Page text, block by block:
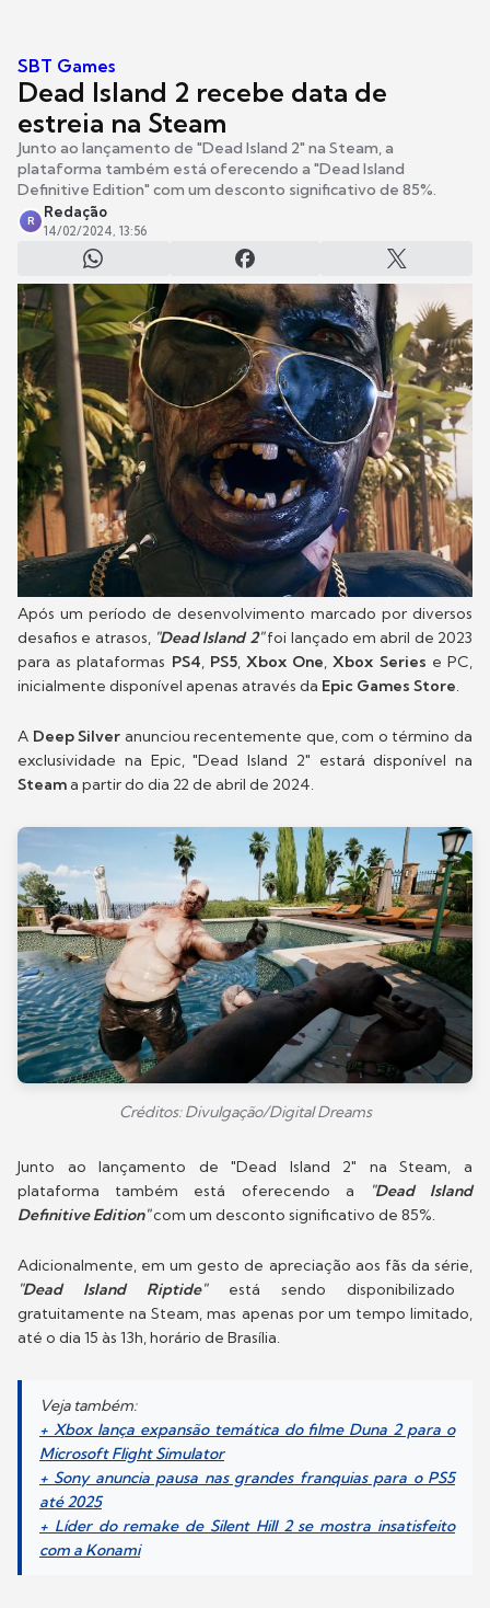
SBT Games
Dead Island 2 recebe data de
estreia na Steam
Junto ao lançamento de "Dead Island 2" na Steam, a
plataforma também está oferecendo a "Dead Island
Definitive Edition" com um desconto significativo de 85%.
R
Redação
14/02/2024, 13:56
Após um período de desenvolvimento marcado por diversos
desafios e atrasos, "Dead Island 2" foi lançado em abril de 2023
para as plataformas PS4, PS5,Xbox One, Xbox Series e PC,
inicialmente disponível apenas através da Epic Games Store.
A Deep Silver anunciou recentemente que, com o término da
exclusividade na Epic, "Dead Island 2" estará disponível na
Steama partir do dia 22 de abril de 2024.
Créditos: Divulgação/Digital Dreams
Junto ao lançamento de "Dead Island 2" na Steam, a
plataforma também está oferecendo a
"Dead Island
Definitive Edition"com um desconto significativo de 85%.
Adicionalmente, em um gesto de apreciação aos fãs da série,
"Dead Island Riptide" está sendo disponibilizado
gratuitamente na Steam, mas apenas por um tempo limitado,
até o dia 15 às 13h, horário de Brasília.
Veja também:
+ Xbox lança expansão temática do filme Duna 2 para o
Microsoft Flight Simulator
+ Sony anuncia pausa nas grandes franquias para o PS5
até 2025
+ Líder do remake de Silent Hill 2 se mostra insatisfeito
com a Konami